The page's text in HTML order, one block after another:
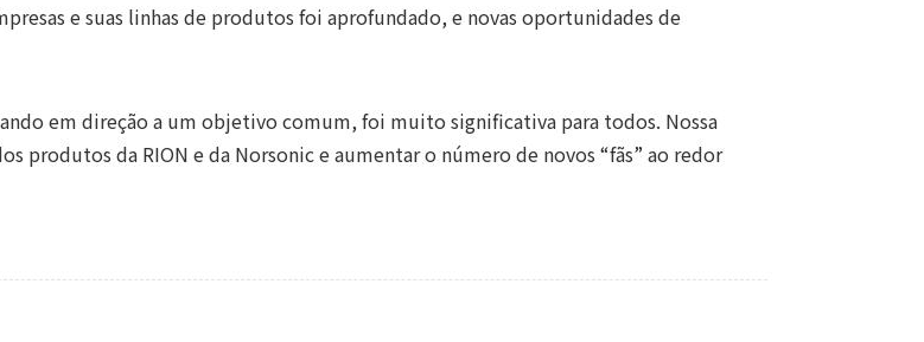
e suas linhas de produtos foi aprofundado, e novas oportunidades de
em direção a um objetivo comum, foi muito significativa para todos. Nossa
produtos da RION e da Norsonic e aumentar o número de novos “fãs” ao redor